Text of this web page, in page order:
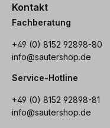
Kontakt
Fachberatung
+49 (0) 8152 92898-80
info@sautershop.de
Service-Hotline
+49 (0) 8152 92898-81
info@sautershop.de